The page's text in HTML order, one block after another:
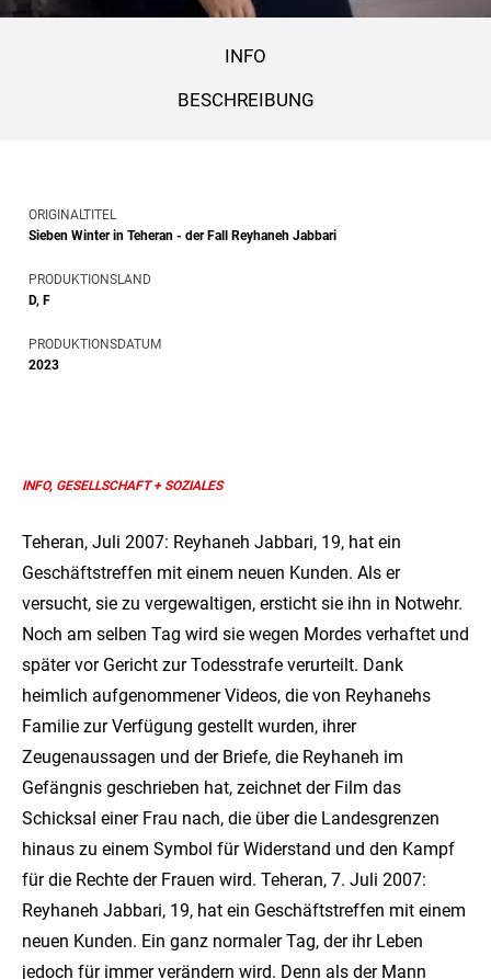
INFO
BESCHREIBUNG
ORIGINALTITEL
Sieben Winter in Teheran - der Fall Reyhaneh Jabbari
PRODUKTIONSLAND
D, F
PRODUKTIONSDATUM
2023
INFO, GESELLSCHAFT + SOZIALES
Teheran, Juli 2007: Reyhaneh Jabbari, 19, hat ein
Geschäftstreffen mit einem neuen Kunden. Als er
versucht, sie zu vergewaltigen, ersticht sie ihn in Notwehr.
Noch am selben Tag wird sie wegen Mordes verhaftet und
später vor Gericht zur Todesstrafe verurteilt. Dank
heimlich aufgenommener Videos, die von Reyhanehs
Familie zur Verfügung gestellt wurden, ihrer
Zeugenaussagen und der Briefe, die Reyhaneh im
Gefängnis geschrieben hat, zeichnet der Film das
Schicksal einer Frau nach, die über die Landesgrenzen
hinaus zu einem Symbol für Widerstand und den Kampf
für die Rechte der Frauen wird. Teheran, 7. Juli 2007:
Reyhaneh Jabbari, 19, hat ein Geschäftstreffen mit einem
neuen Kunden. Ein ganz normaler Tag, der ihr Leben
jedoch für immer verändern wird. Denn als der Mann